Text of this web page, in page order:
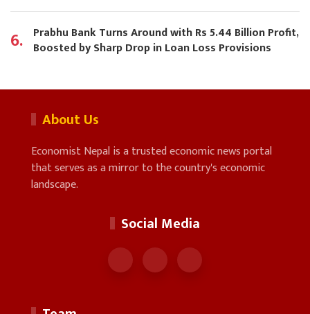
6. Prabhu Bank Turns Around with Rs 5.44 Billion Profit,
Boosted by Sharp Drop in Loan Loss Provisions
About Us
Economist Nepal is a trusted economic news portal
that serves as a mirror to the country's economic
landscape.
Social Media